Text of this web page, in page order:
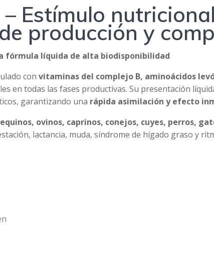
– Estímulo nutricional
producción y
fórmula líquida de alta biodisponibilidad
con vitaminas del complejo B, aminoácidos
en todas las fases productivas. Su presentación
garantizando una rápida asimilación y efecto
ovinos, caprinos, conejos, cuyes, perros,
lactancia, muda, síndrome de hígado graso y